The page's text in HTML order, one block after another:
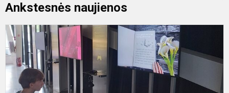
Ankstesnės naujienos